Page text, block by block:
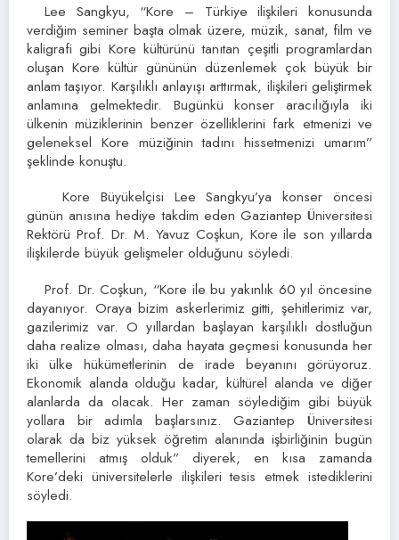
Lee Sangkyu, “Kore – Türkiye ilişkileri konusunda
verdiğim seminer başta olmak üzere, müzik, sanat, film ve
kaligrafi gibi Kore kültürünü tanıtan çeşitli programlardan
oluşan Kore kültür gününün düzenlemek çok büyük bir
anlam taşıyor. Karşılıklı anlayışı arttırmak, ilişkileri geliştirmek
anlamına gelmektedir. Bugünkü konser aracılığıyla iki
ülkenin müziklerinin benzer özelliklerini fark etmenizi ve
geleneksel Kore müziğinin tadını hissetmenizi umarım”
şeklinde konuştu.
Kore Büyükelçisi Lee Sangkyu’ya konser öncesi
günün anısına hediye takdim eden Gaziantep Üniversitesi
Rektörü Prof. Dr. M. Yavuz Coşkun, Kore ile son yıllarda
ilişkilerde büyük gelişmeler olduğunu söyledi.
Prof. Dr. Coşkun, “Kore ile bu yakınlık 60 yıl öncesine
dayanıyor. Oraya bizim askerlerimiz gitti, şehitlerimiz var,
gazilerimiz var. O yıllardan başlayan karşılıklı dostluğun
daha realize olması, daha hayata geçmesi konusunda her
iki ülke hükümetlerinin de irade beyanını görüyoruz.
Ekonomik alanda olduğu kadar, kültürel alanda ve diğer
alanlarda da olacak. Her zaman söylediğim gibi büyük
yollara bir adımla başlarsınız. Gaziantep Üniversitesi
olarak da biz yüksek öğretim alanında işbirliğinin bugün
temellerini atmış olduk” diyerek, en kısa zamanda
Kore’deki üniversitelerle ilişkileri tesis etmek istediklerini
söyledi.